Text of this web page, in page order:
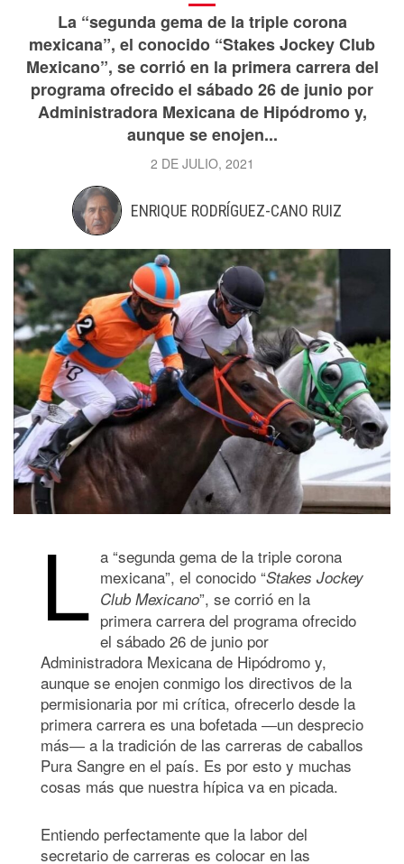
La “segunda gema de la triple corona
mexicana”, el conocido “Stakes Jockey Club
Mexicano”, se corrió en la primera carrera del
programa ofrecido el sábado 26 de junio por
Administradora Mexicana de Hipódromo y,
aunque se enojen...
2 DE JULIO, 2021
ENRIQUE RODRÍGUEZ-CANO RUIZ
L a “segunda gema de la triple corona
mexicana”, el conocido “Stakes Jockey
Club Mexicano”, se corrió en la
primera carrera del programa ofrecido
el sábado 26 de junio por
Administradora Mexicana de Hipódromo y,
aunque se enojen conmigo los directivos de la
permisionaria por mi crítica, ofrecerlo desde la
primera carrera es una bofetada ―un desprecio
más― a la tradición de las carreras de caballos
Pura Sangre en el país. Es por esto y muchas
cosas más que nuestra hípica va en picada.
Entiendo perfectamente que la labor del
secretario de carreras es colocar en las